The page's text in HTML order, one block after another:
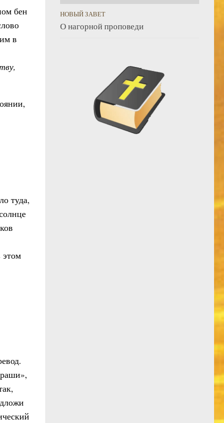
бен
в
туда,
этом
НОВЫЙ ЗАВЕТ
О нагорной проповеди